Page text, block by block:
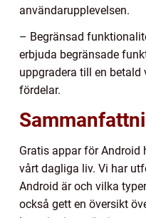
användarupplevelsen.
– Begränsad
erbjuda begränsade
uppgradera till en
fördelar.
Gratis appar för Android
vårt dagliga liv. Vi har
Android är och vilka
också gett en översikt